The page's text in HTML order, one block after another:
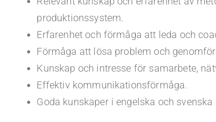
produktionssystem.
Erfarenhet och förmåga att leda och
Förmåga att lösa problem och
Kunskap och intresse för samarbete,
Effektiv kommunikationsförmåga.
Goda kunskaper i engelska och